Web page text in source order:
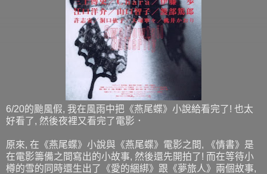
6/20的颱風假, 我在風雨中把《燕尾蝶》小說給看完了! 也太
好看了, 然後夜裡又看完了電影．
原來, 在《燕尾蝶》小說與《燕尾蝶》電影之間, 《情書》是
在電影籌備之間寫出的小故事, 然後還先開拍了! 而在等待小
樽的雪的同時還生出了《愛的綑綁》跟《夢旅人》兩個故事,